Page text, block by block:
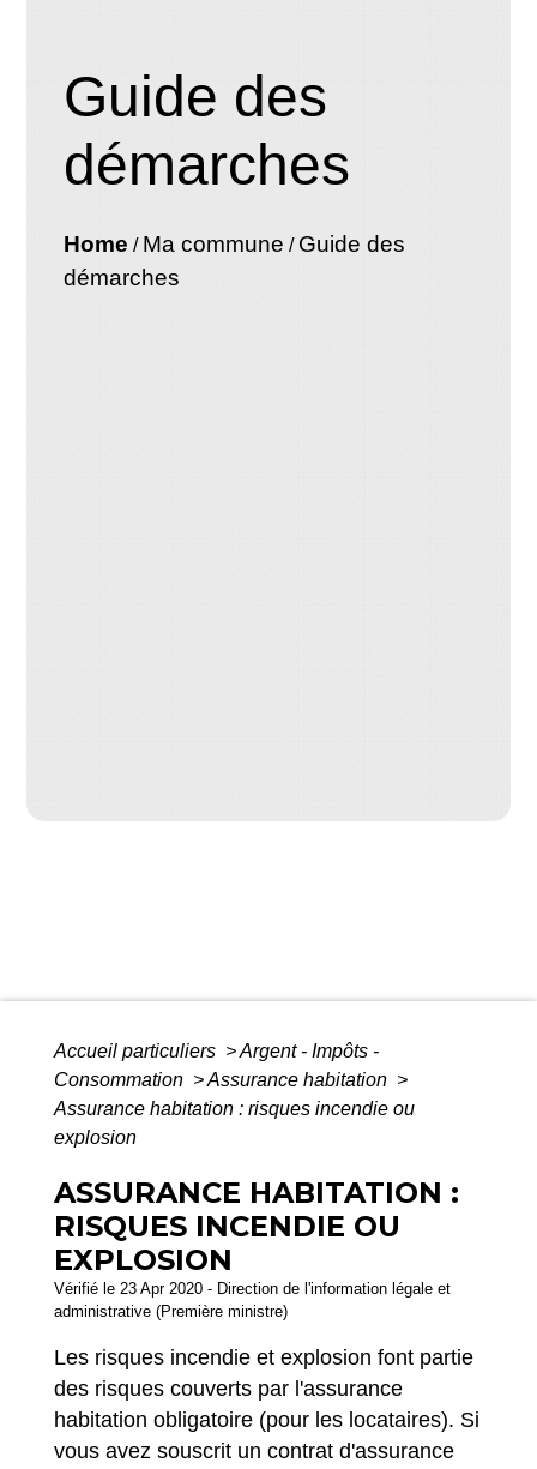
Guide des
démarches
Home / Ma commune / Guide des
démarches
Accueil particuliers >Argent - Impôts -
Consommation >Assurance habitation >
Assurance habitation : risques incendie ou
explosion
ASSURANCE HABITATION :
RISQUES INCENDIE OU
EXPLOSION
Vérifié le 23 Apr 2020 - Direction de l'information légale et
administrative (Première ministre)
Les risques incendie et explosion font partie
des risques couverts par l'assurance
habitation obligatoire (pour les locataires). Si
vous avez souscrit un contrat d'assurance